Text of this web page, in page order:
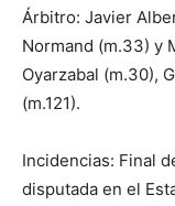
Árbitro: Javier
Normand (m.33) y
Oyarzabal (m.30),
(m.121).
Incidencias: Final
disputada en el